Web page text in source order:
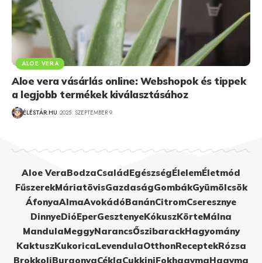
ALOE VERA
Aloe vera vásárlás online: Webshopok és tippek
a legjobb termékek kiválasztásához
ÉLÉSTÁR.HU 2025. SZEPTEMBER 9.
Aloe VeraBodzaCsaládEgészségÉlelemÉletmód
FűszerekMáriatövisGazdaságGombákGyümölcsök
ÁfonyaAlmaAvokádóBanánCitromCseresznye
DinnyeDióEperGesztenyeKókuszKörteMálna
MandulaMeggyNarancsŐszibarackHagyomány
KaktuszKukoricaLevendulaOtthonReceptekRózsa
BrokkoliBurgonyaCéklaCukkiniFokhagymaHagyma